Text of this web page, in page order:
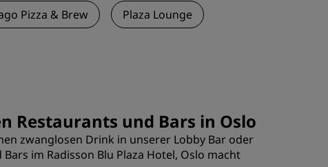
Entdecken Sie Radisson Rewards
REGISTRIEREN
Pizza & Brew Plaza Lounge
Restaurants und Bars in Oslo
zwanglosen Drink in unserer Lobby Bar oder
im Radisson Blu Plaza Hotel, Oslo macht